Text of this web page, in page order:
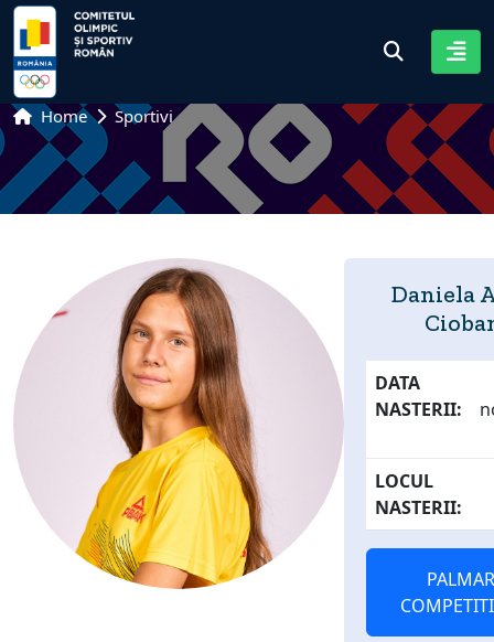
Home Sportivi
Daniela
DATA
NASTERII:
LOCUL
NASTERII: